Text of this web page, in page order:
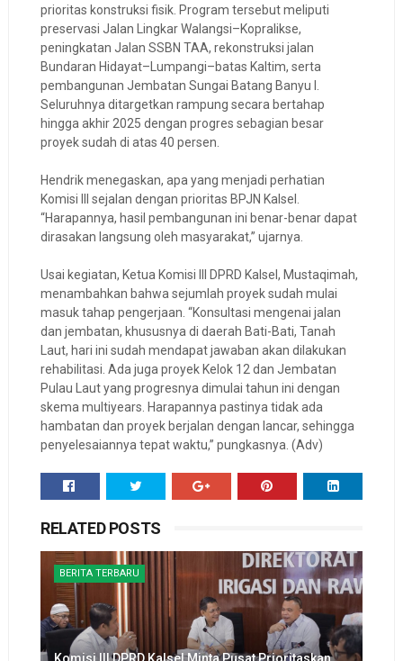
prioritas konstruksi fisik. Program tersebut meliputi
preservasi Jalan Lingkar Walangsi–Kopralikse,
peningkatan Jalan SSBN TAA, rekonstruksi jalan
Bundaran Hidayat–Lumpangi–batas Kaltim, serta
pembangunan Jembatan Sungai Batang Banyu I.
Seluruhnya ditargetkan rampung secara bertahap
hingga akhir 2025 dengan progres sebagian besar
proyek sudah di atas 40 persen.
Hendrik menegaskan, apa yang menjadi perhatian
Komisi III sejalan dengan prioritas BPJN Kalsel.
“Harapannya, hasil pembangunan ini benar-benar dapat
dirasakan langsung oleh masyarakat,” ujarnya.
Usai kegiatan, Ketua Komisi III DPRD Kalsel, Mustaqimah,
menambahkan bahwa sejumlah proyek sudah mulai
masuk tahap pengerjaan. “Konsultasi mengenai jalan
dan jembatan, khususnya di daerah Bati-Bati, Tanah
Laut, hari ini sudah mendapat jawaban akan dilakukan
rehabilitasi. Ada juga proyek Kelok 12 dan Jembatan
Pulau Laut yang progresnya dimulai tahun ini dengan
skema multiyears. Harapannya pastinya tidak ada
hambatan dan proyek berjalan dengan lancar, sehingga
penyelesaiannya tepat waktu,” pungkasnya. (Adv)
RELATED POSTS
BERITA TERBARU